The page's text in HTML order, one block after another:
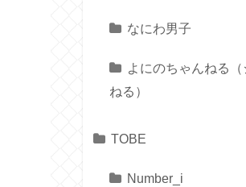
なにわ男子
よにのちゃんねる（
ねる）
TOBE
Number_i